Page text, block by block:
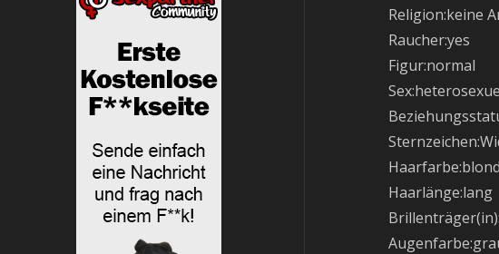
Religion:keine
Raucher:yes
Figur:normal
Haarfarbe:blond
Haarlänge:lang